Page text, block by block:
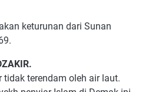
keturunan dari Sunan
terendam oleh air laut.